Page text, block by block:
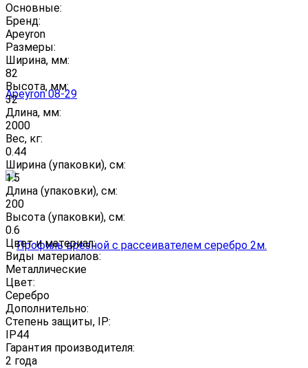
Основные:
Бренд:
Apeyron
Размеры:
Ширина, мм:
82
Высота, мм:
32
Длина, мм:
2000
Вес, кг:
0.44
Ширина (упаковки), см:
1.5
Длина (упаковки), см:
200
Высота (упаковки), см:
0.6
Цвет и материал:
Виды материалов:
Металлические
Цвет:
Серебро
Дополнительно:
Степень защиты, IP:
IP44
Гарантия производителя:
2 года